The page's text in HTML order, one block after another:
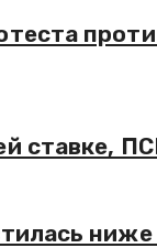
ставке,